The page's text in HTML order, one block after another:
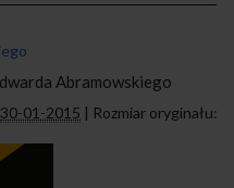
Abramowskiego
30-01-2015 | Rozmiar oryginału: